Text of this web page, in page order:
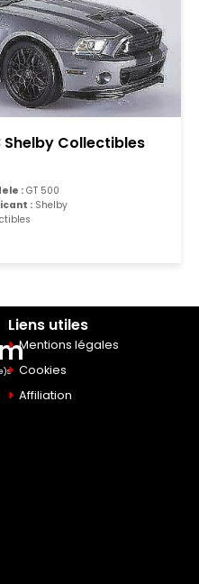
Shelby Collectibles
: GT 500
: Shelby
Liens utiles
Mentions légales
Cookies
Affiliation